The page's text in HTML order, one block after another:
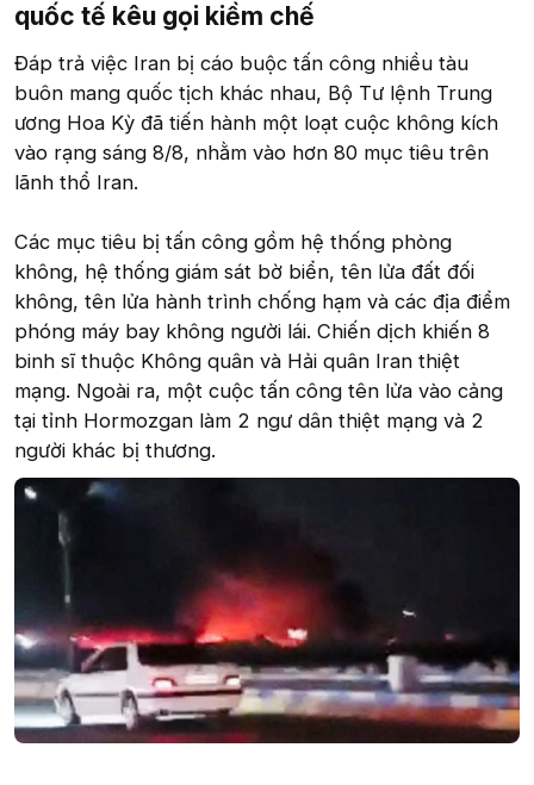
quốc tế kêu gọi kiềm chế
Đáp trả việc Iran bị cáo buộc tấn công nhiều tàu
buôn mang quốc tịch khác nhau, Bộ Tư lệnh Trung
ương Hoa Kỳ đã tiến hành một loạt cuộc không kích
vào rạng sáng 8/8, nhằm vào hơn 80 mục tiêu trên
lãnh thổ Iran.
Các mục tiêu bị tấn công gồm hệ thống phòng
không, hệ thống giám sát bờ biển, tên lửa đất đối
không, tên lửa hành trình chống hạm và các địa điểm
phóng máy bay không người lái. Chiến dịch khiến 8
binh sĩ thuộc Không quân và Hải quân Iran thiệt
mạng. Ngoài ra, một cuộc tấn công tên lửa vào cảng
tại tỉnh Hormozgan làm 2 ngư dân thiệt mạng và 2
người khác bị thương.